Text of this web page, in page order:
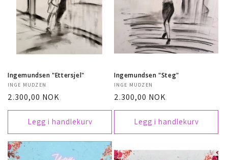
Ingemundsen "Ettersjel"
Selger:
INGE MUDZEN
Vanlig
pris
2.300,00 NOK
Legg i handlekurv
Ingemundsen "Steg"
Selger:
INGE MUDZEN
Vanlig
pris
2.300,00 NOK
Legg i handlekurv